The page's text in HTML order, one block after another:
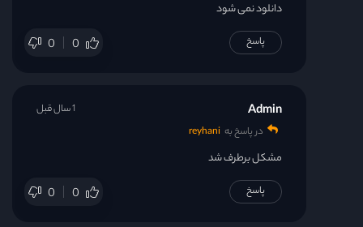
دانلود نمی شود
0 0 پاسخ
Admin
در پاسخ به reyhani
مشکل برطرف شد
0 0
1 سال قبل
پاسخ